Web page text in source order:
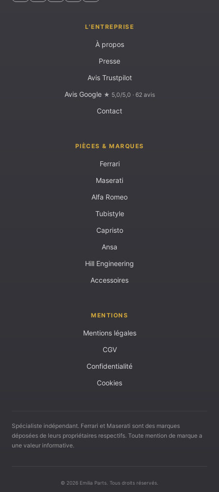
L'ENTREPRISE
À propos
Presse
Avis Trustpilot
Avis Google ★ 5,0/5,0 · 62 avis
Contact
PIÈCES & MARQUES
Ferrari
Maserati
Alfa Romeo
Tubistyle
Capristo
Ansa
Hill Engineering
Accessoires
MENTIONS
Mentions légales
CGV
Confidentialité
Cookies
Spécialiste indépendant. Ferrari et Maserati sont des marques
déposées de leurs propriétaires respectifs. Toute mention de marque a
une valeur informative.
© 2026 Emilia Parts. Tous droits réservés.